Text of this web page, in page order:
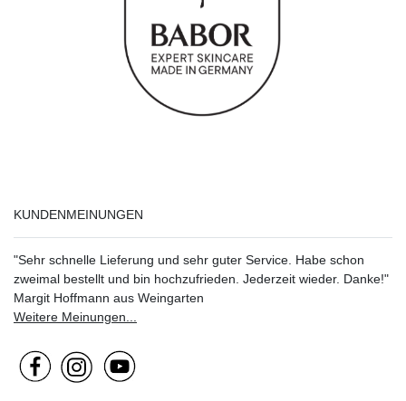
KUNDENMEINUNGEN
"Sehr schnelle Lieferung und sehr guter Service. Habe schon
zweimal bestellt und bin hochzufrieden. Jederzeit wieder. Danke!"
Margit Hoffmann aus Weingarten
Weitere Meinungen...